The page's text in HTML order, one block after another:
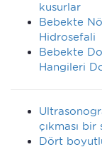
kusurlar
Bebekte
Hidrosefali
Bebekte
Hangileri
çıkması
Dört